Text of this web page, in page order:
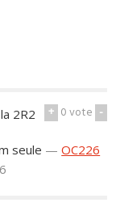
+ 0vote -
2R2
seule —OC226